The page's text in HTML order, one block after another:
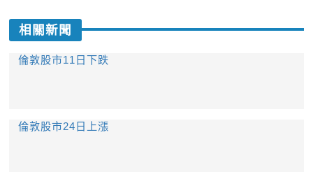
相關新聞
倫敦股市11日下跌
倫敦股市24日上漲